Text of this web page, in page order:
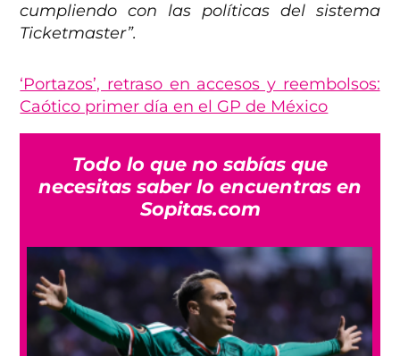
cumpliendo con las políticas del sistema
Ticketmaster”.
‘Portazos’, retraso en accesos y reembolsos:
Caótico primer día en el GP de México
Todo lo que no sabías que
necesitas saber lo encuentras en
Sopitas.com